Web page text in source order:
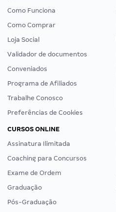
Como Funciona
Como Comprar
Loja Social
Validador de documentos
Conveniados
Programa de Afiliados
Trabalhe Conosco
Preferências de Cookies
CURSOS ONLINE
Assinatura Ilimitada
Coaching para Concursos
Exame de Ordem
Graduação
Pós-Graduação